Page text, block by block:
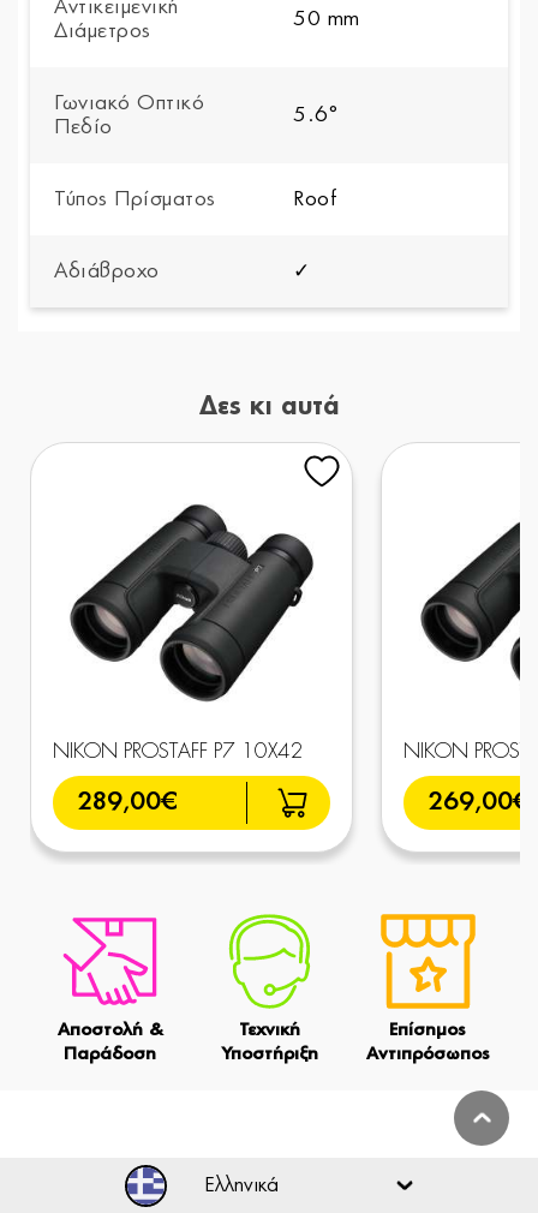
Αντικειμενική
Διάμετρος
50 mm
Γωνιακό Οπτικό
Πεδίο
5.6°
Τύπος Πρίσματος Roof
Αδιάβροχο ✓
Δες κι αυτά
NIKON PROSTAFF P7 10X42
289,00€
NIKON
269,00€
Αποστολή &
Παράδοση
Τεχνική
Υποστήριξη
Επίσημος
Αντιπρόσωπος
Ελληνικά